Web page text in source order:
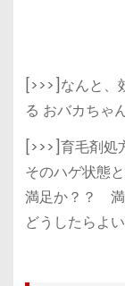
[>>>]なんと、
る おバカちゃ
[>>>]育毛剤処
そのハゲ状態
満足か？？ 満
どうしたらよ